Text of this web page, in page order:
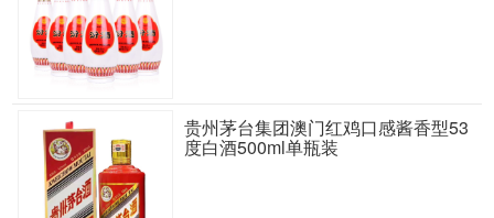
贵州茅台集团澳门红鸡口感酱香型53
度白酒500ml单瓶装